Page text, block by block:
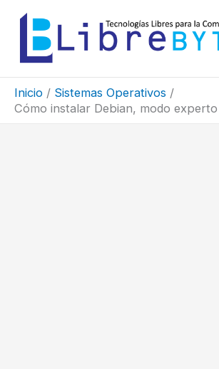
contenido
Inicio
Sistemas Operativos
Cómo instalar Debian, modo experto